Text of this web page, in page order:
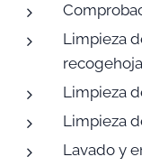
Limpieza
Limpieza
Limpieza
Lavado y